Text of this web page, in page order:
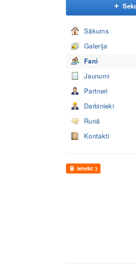
Sākums
Galerija
Fani
Jaunumi
Partneri
Darbinieki
Runā
Kontakti
Ieteikt 3